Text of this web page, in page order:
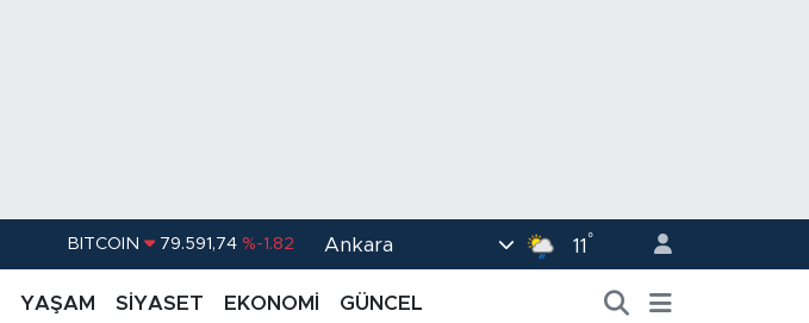
BITCOIN 79.591,74 %-1.82 Ankara 11 °
YAŞAM SİYASET EKONOMİ GÜNCEL